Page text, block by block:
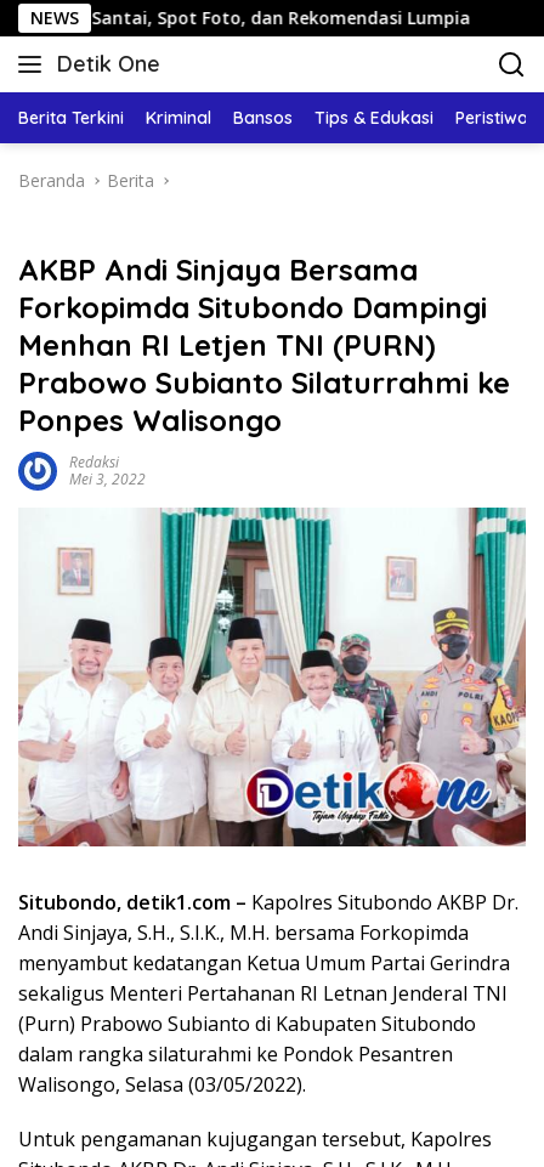
Langsung
ke
konten
NEWS
Spot Foto, dan Rekomendasi Lumpia Panduan
Detik One
Tajam
Fakta
Berita Terkini Kriminal Bansos Tips & Edukasi Peristiwa
Beranda Berita
AKBP Andi Sinjaya Bersama
Forkopimda Situbondo Dampingi
Menhan RI Letjen TNI (PURN)
Prabowo Subianto Silaturrahmi ke
Ponpes Walisongo
Redaksi
Mei 3, 2022
Situbondo, detik1.com – Kapolres Situbondo AKBP Dr.
Andi Sinjaya, S.H., S.I.K., M.H. bersama Forkopimda
menyambut kedatangan Ketua Umum Partai Gerindra
sekaligus Menteri Pertahanan RI Letnan Jenderal TNI
(Purn) Prabowo Subianto di Kabupaten Situbondo
dalam rangka silaturahmi ke Pondok Pesantren
Walisongo, Selasa (03/05/2022).
Untuk pengamanan kujugangan tersebut, Kapolres